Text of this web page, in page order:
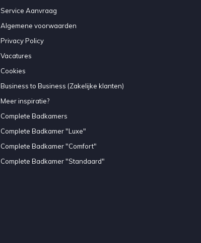
Service Aanvraag
Algemene voorwaarden
Privacy Policy
Vacatures
Cookies
Business to Business (Zakelijke klanten)
Meer inspiratie?
Complete Badkamers
Complete Badkamer "Luxe"
Complete Badkamer "Comfort"
Complete Badkamer "Standaard"